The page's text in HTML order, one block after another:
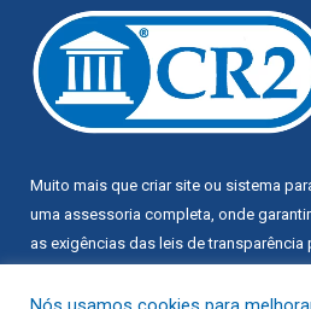
Muito mais que criar site ou sistema
uma assessoria completa, onde
as exigências das leis de transparência
Conheça o e o Radar da